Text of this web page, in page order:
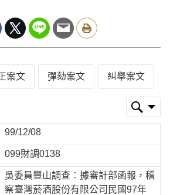
案文 彈劾案文 糾舉案文
99/12/08
099財調0138
吳委員豐山調查︰據審計部函報，稽
察臺灣菸酒股份有限公司民國97年